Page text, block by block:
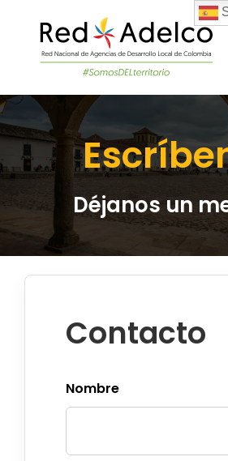
LA RED
PROYECTOS DEL
ÚNETE A LA RED
ACADEMIA
DONA AQUÍ
Déjanos un
Contacto
Nombre